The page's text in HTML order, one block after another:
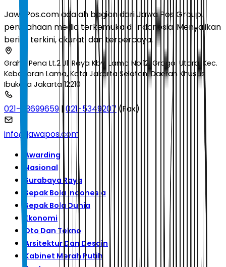
JawaPos.com adalah bagian dari Jawa Pos Group,
perusahaan media terkemuka di Indonesia. Menyajikan
berita terkini, akurat, dan terpercaya.
Graha Pena Lt.2 Jl. Raya Kby. Lama No.12, Grogol Utara, Kec.
Kebayoran Lama, Kota Jakarta Selatan, Daerah Khusus
Ibukota Jakarta 12210
021-53699659 | 021-5349207 (Fax)
info@jawapos.com
Awarding
Nasional
Surabaya Raya
Sepak Bola Indonesia
Sepak Bola Dunia
Ekonomi
Oto Dan Tekno
Arsitektur Dan Desain
Kabinet Merah Putih